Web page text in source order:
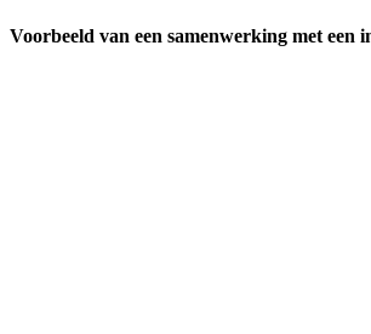
Voorbeeld van een samenwerking met een